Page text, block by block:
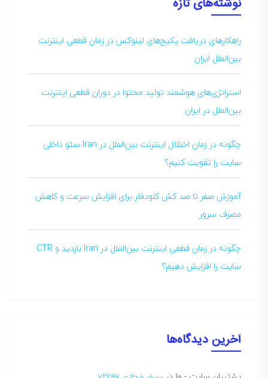
نوشته‌های تازه
راهکارهای دریافت پکیج‌های لینوکس در زمان قطعی اینترنت
بین‌الملل ایران
استراتژی‌های هوشمند تولید محتوا در دوران قطعی اینترنت
بین‌الملل در ایران
چگونه در زمان اختلال اینترنت بین‌الملل در Iran سئو داخلی
سایت را تقویت کنیم؟
آموزش صفر تا صد کش کلودفلر برای افزایش سرعت و کاهش
مصرف سرور
چگونه در زمان قطعی اینترنت بین‌الملل در Iran بازدید و CTR
سایت را افزایش دهیم؟
آخرین دیدگاه‌ها